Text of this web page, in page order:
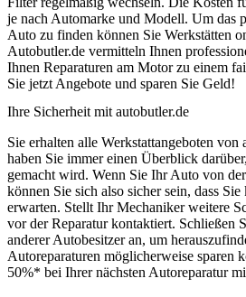
je nach Automarke und Modell. Um das
Auto zu finden können Sie Werkstätten
Autobutler.de vermitteln Ihnen
Ihnen Reparaturen am Motor zu einem
Sie jetzt Angebote und sparen Sie Geld!
Ihre Sicherheit mit autobutler.de
Sie erhalten alle Werkstattangeboten
haben Sie immer einen Überblick
gemacht wird. Wenn Sie Ihr Auto von
können Sie sich also sicher sein, dass
erwarten. Stellt Ihr Mechaniker weitere
vor der Reparatur kontaktiert. Schließen
anderer Autobesitzer an, um
Autoreparaturen möglicherweise sparen
50%* bei Ihrer nächsten Autoreparatur